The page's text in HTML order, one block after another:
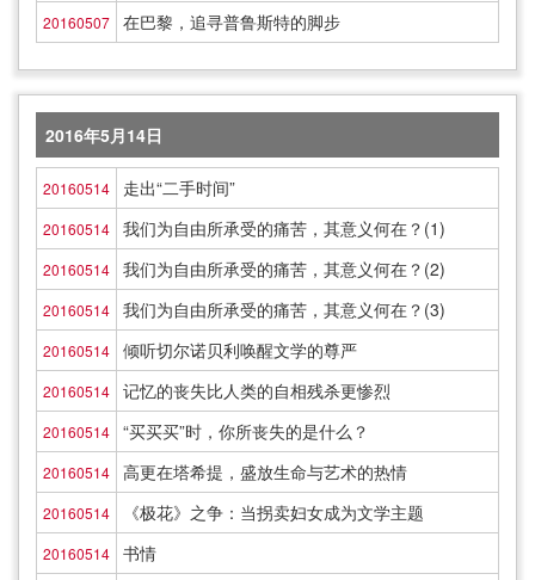
20160507 在巴黎，追寻普鲁斯特的脚步
2016年5月14日
20160514 走出“二手时间”
20160514 我们为自由所承受的痛苦，其意义何在？(1)
20160514 我们为自由所承受的痛苦，其意义何在？(2)
20160514 我们为自由所承受的痛苦，其意义何在？(3)
20160514 倾听切尔诺贝利唤醒文学的尊严
20160514 记忆的丧失比人类的自相残杀更惨烈
20160514 “买买买”时，你所丧失的是什么？
20160514 高更在塔希提，盛放生命与艺术的热情
20160514 《极花》之争：当拐卖妇女成为文学主题
20160514 书情